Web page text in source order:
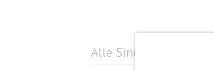
Alle Single-Events am